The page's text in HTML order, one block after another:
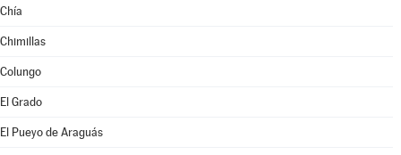
Chía
Chimillas
Colungo
El Grado
El Pueyo de Araguás